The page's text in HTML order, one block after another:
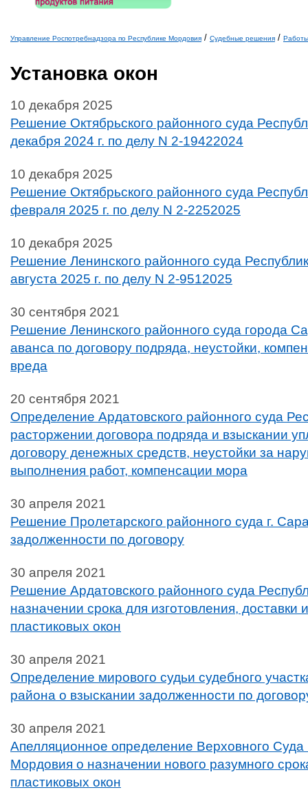
Управление Роспотребнадзора по Республике Мордовия / Судебные решения / Работы
Установка окон
10 декабря 2025
Решение Октябрьского районного суда
декабря 2024 г. по делу N 2-19422024
10 декабря 2025
Решение Октябрьского районного суда
февраля 2025 г. по делу N 2-2252025
10 декабря 2025
Решение Ленинского районного суда
августа 2025 г. по делу N 2-9512025
30 сентября 2021
Решение Ленинского районного суда города
аванса по договору подряда, неустойки,
вреда
20 сентября 2021
Определение Ардатовского районного суда
расторжении договора подряда и взыскании
договору денежных средств, неустойки за
выполнения работ, компенсации мора
30 апреля 2021
Решение Пролетарского районного суда г.
задолженности по договору
30 апреля 2021
Решение Ардатовского районного суда
назначении срока для изготовления, доставки
пластиковых окон
30 апреля 2021
Определение мирового судьи судебного
района о взыскании задолженности по
30 апреля 2021
Апелляционное определение Верховного Суда
Мордовия о назначении нового разумного
пластиковых окон